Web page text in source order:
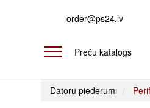
order@ps24.lv
Preču katalogs
Datoru piederumi